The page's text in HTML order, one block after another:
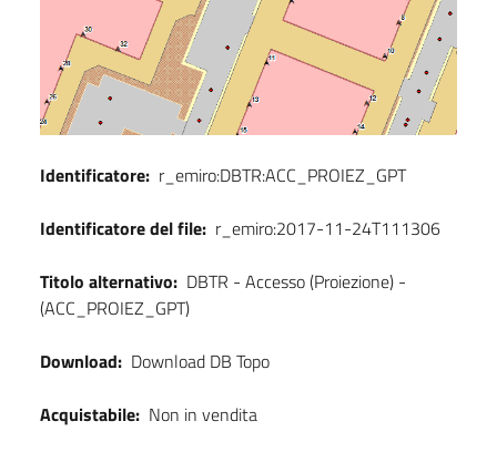
Seguici
Identificatore: r_emiro:DBTR:ACC_PROIEZ_GPT
Identificatore del file: r_emiro:2017-11-24T111306
Titolo alternativo: DBTR - Accesso (Proiezione) -
(ACC_PROIEZ_GPT)
Download: Download DB Topo
Acquistabile: Non in vendita